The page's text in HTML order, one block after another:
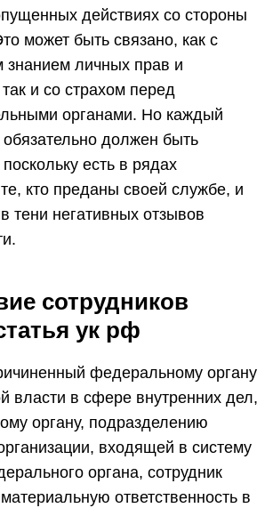
действиях со стороны
может быть связано, как с
знанием личных прав и
и со страхом перед
органами. Но каждый
обязательно должен быть
есть в рядах
кто преданы своей службе, и
тени негативных отзывов
сотрудников
ук рф
федеральному органу
власти в сфере внутренних дел,
органу, подразделению
входящей в систему
органа, сотрудник
ответственность в